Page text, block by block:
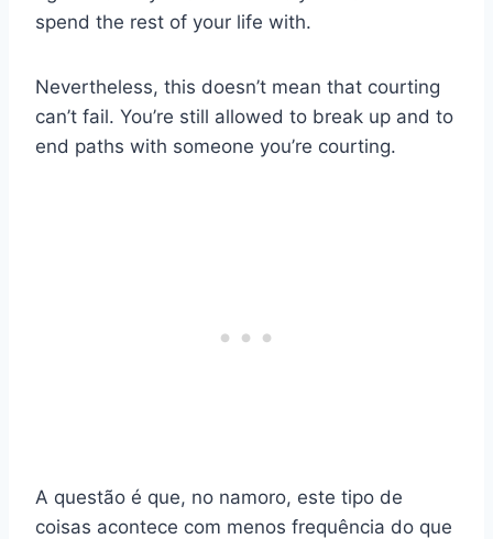
spend the rest of your life with.
Nevertheless, this doesn’t mean that courting
can’t fail. You’re still allowed to break up and to
end paths with someone you’re courting.
A questão é que, no namoro, este tipo de
coisas acontece com menos frequência do que